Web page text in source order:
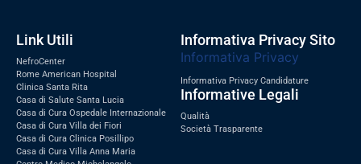
Link Utili
NefroCenter
Rome American Hospital
Clinica Santa Rita
Casa di Salute Santa Lucia
Casa di Cura Ospedale Internazionale
Casa di Cura Villa dei Fiori
Casa di Cura Clinica Posillipo
Casa di Cura Villa Anna Maria
Informativa Privacy Sito
Informativa Privacy
Informativa Privacy Candidature
Informative Legali
Qualità
Società Trasparente